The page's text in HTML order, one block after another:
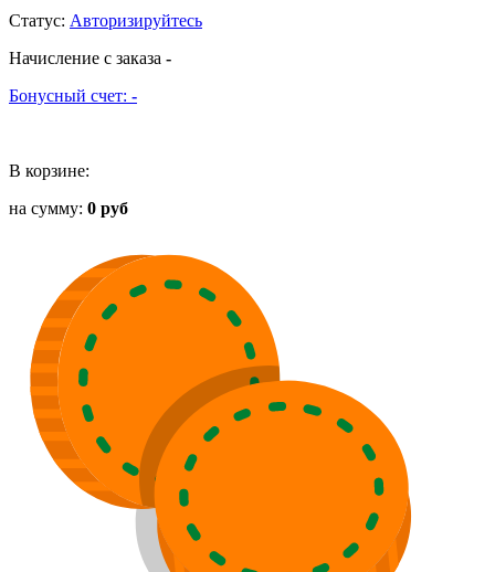
Статус: Авторизируйтесь
Начисление с заказа -
Бонусный счет: -
В корзине:
на сумму: 0 руб